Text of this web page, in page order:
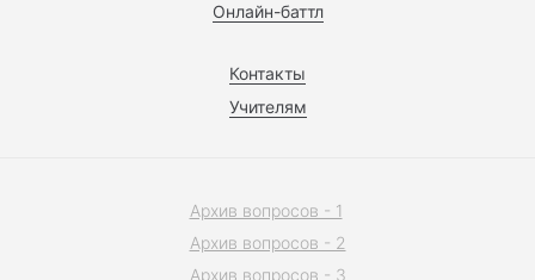
Онлайн-баттл
Контакты
Учителям
Архив вопросов - 1
Архив вопросов - 2
Архив вопросов - 3